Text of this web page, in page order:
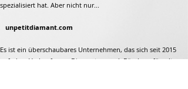
spezialisiert hat. Aber nicht nur...
unpetitdiamant.com
Es ist ein überschaubares Unternehmen, das sich seit 2015
auf den Verkauf von Diamanten und Bändern für alte